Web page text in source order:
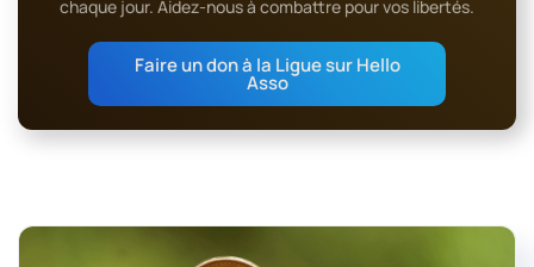
chaque jour. Aidez-nous à combattre pour vos libertés.
Faire un don à la Ligue sur Hello
Asso